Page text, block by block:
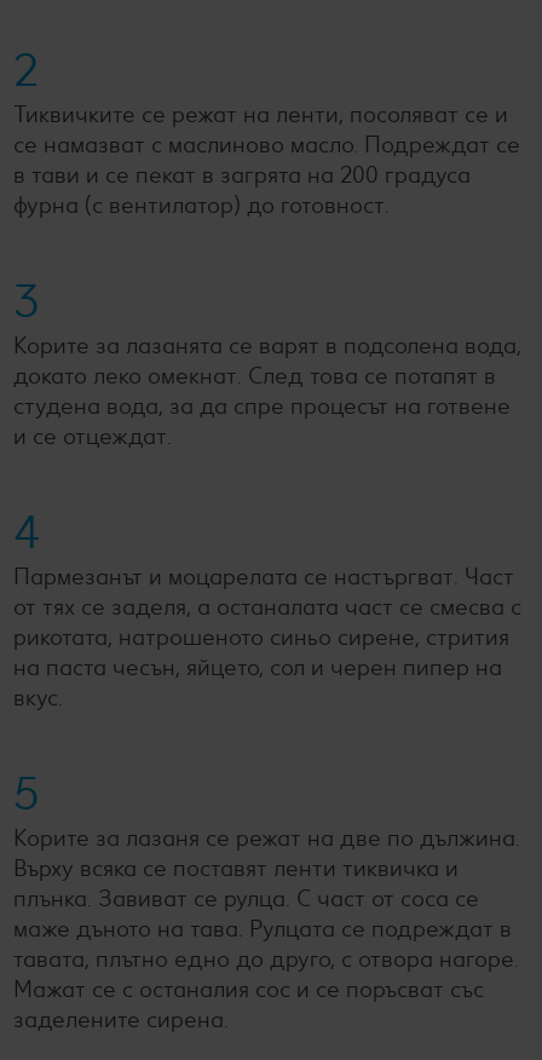
2
Тиквичките се режат на ленти, посоляват се и
се намазват с маслиново масло. Подреждат се
в тави и се пекат в загрята на 200 градуса
фурна (с вентилатор) до готовност.
3
Корите за лазанята се варят в подсолена вода,
докато леко омекнат. След това се потапят в
студена вода, за да спре процесът на готвене
и се отцеждат.
4
Пармезанът и моцарелата се настъргват. Част
от тях се заделя, а останалата част се смесва с
рикотата, натрошеното синьо сирене, стрития
на паста чесън, яйцето, сол и черен пипер на
вкус.
5
Корите за лазаня се режат на две по дължина.
Върху всяка се поставят ленти тиквичка и
плънка. Завиват се рулца. С част от соса се
маже дъното на тава. Рулцата се подреждат в
тавата, плътно едно до друго, с отвора нагоре.
Мажат се с останалия сос и се поръсват със
заделените сирена.